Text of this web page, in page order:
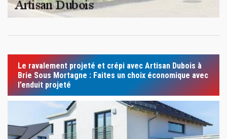
Le ravalement projeté et crépi avec Artisan Dubois à
Brie Sous Mortagne : Faites un choix économique avec
l’enduit projeté